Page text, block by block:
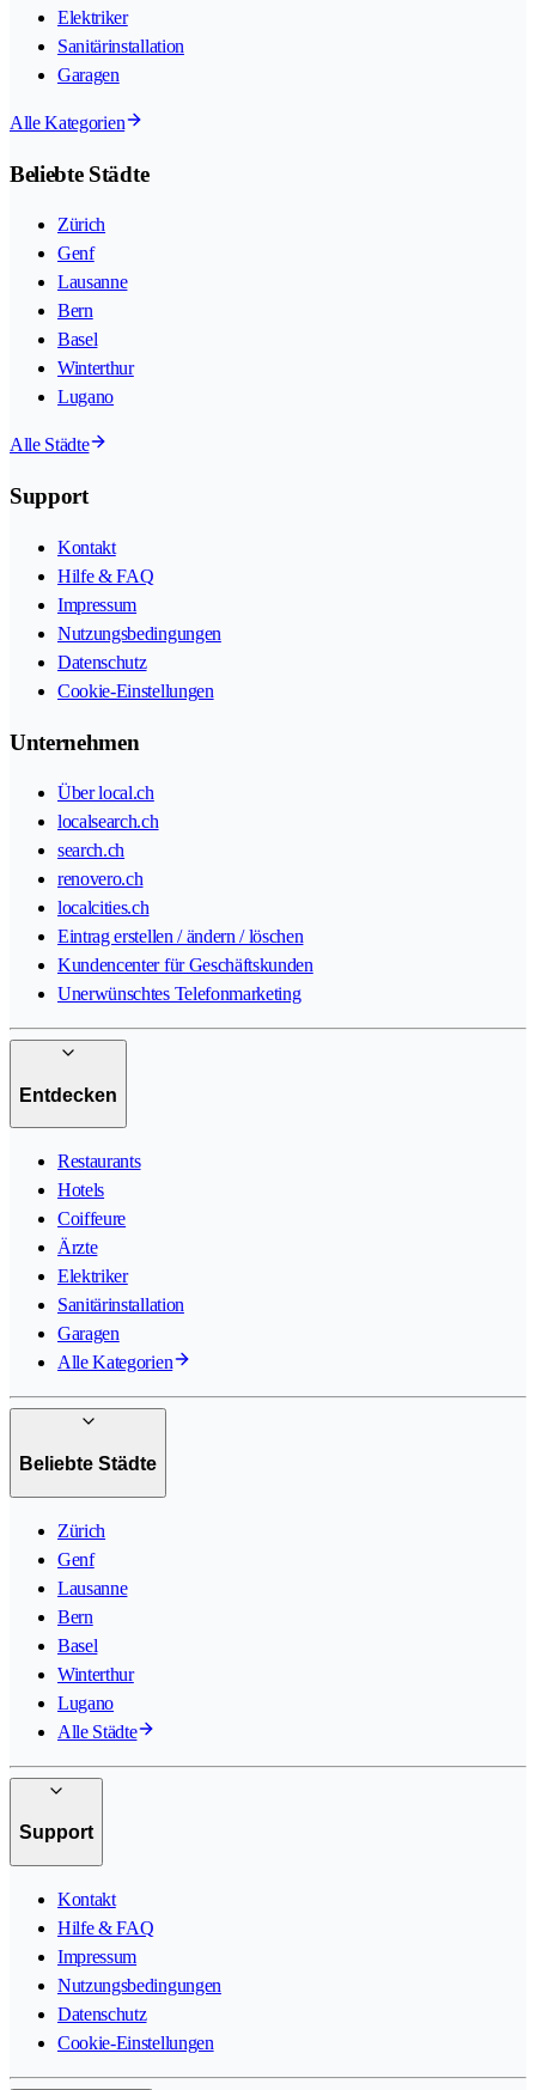
Elektriker
Sanitärinstallation
Garagen
Alle Kategorien
Beliebte Städte
Zürich
Genf
Lausanne
Bern
Basel
Winterthur
Lugano
Alle Städte
Support
Kontakt
Hilfe & FAQ
Impressum
Nutzungsbedingungen
Datenschutz
Cookie-Einstellungen
Unternehmen
Über local.ch
localsearch.ch
search.ch
renovero.ch
localcities.ch
Eintrag erstellen / ändern / löschen
Kundencenter für Geschäftskunden
Unerwünschtes Telefonmarketing
Entdecken
Restaurants
Hotels
Coiffeure
Ärzte
Elektriker
Sanitärinstallation
Garagen
Alle Kategorien
Beliebte Städte
Zürich
Genf
Lausanne
Bern
Basel
Winterthur
Lugano
Alle Städte
Support
Kontakt
Hilfe & FAQ
Impressum
Nutzungsbedingungen
Datenschutz
Cookie-Einstellungen